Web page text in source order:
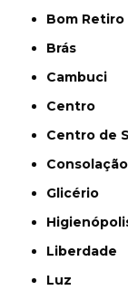
Bom Retiro
Brás
Cambuci
Centro
Centro de
Consolação
Glicério
Liberdade
Luz